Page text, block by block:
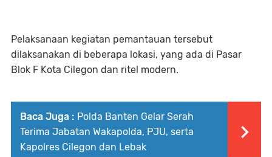
Pelaksanaan kegiatan pemantauan tersebut
dilaksanakan di beberapa lokasi, yang ada di Pasar
Blok F Kota Cilegon dan ritel modern.
Baca Juga : Polda Banten Gelar Serah
Terima Jabatan Wakapolda, PJU, serta
Kapolres Cilegon dan Lebak